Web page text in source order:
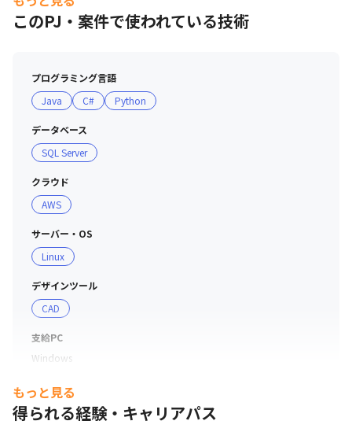
このPJ・案件で使われている技術
プログラミング言語
Java
C# Python
データベース
SQL Server
クラウド
AWS
サーバー・OS
Linux
デザインツール
CAD
支給PC
Windows
もっと見る
得られる経験・キャリアパス